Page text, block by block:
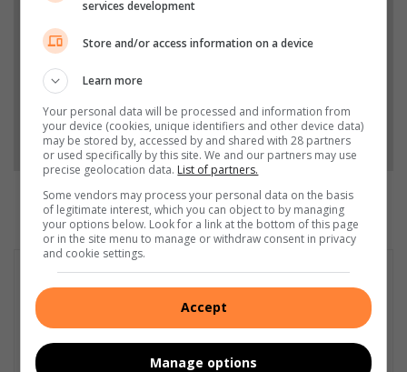
Stories.
Add as a preferred source on Google
Follow on Google News
services development
Store and/or access information on a device
Learn more
Your personal data will be processed and information from
your device (cookies, unique identifiers and other device data)
may be stored by, accessed by and shared with 28 partners
or used specifically by this site. We and our partners may use
precise geolocation data. List of partners.
Some vendors may process your personal data on the basis
of legitimate interest, which you can object to by managing
your options below. Look for a link at the bottom of this page
or in the site menu to manage or withdraw consent in privacy
and cookie settings.
Accept
Manage options